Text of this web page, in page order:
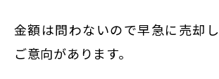
金額は問わないので早急に売却
ご意向があります。